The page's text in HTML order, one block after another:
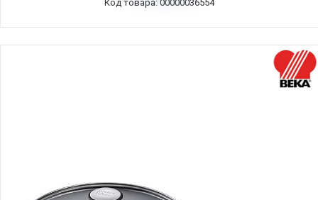
Код товара: 00000036554